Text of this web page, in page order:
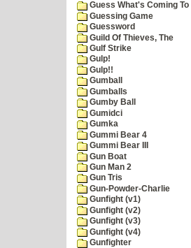
Guess What's Coming To
Guessing Game
Guessword
Guild Of Thieves, The
Gulf Strike
Gulp!
Gulp!!
Gumball
Gumballs
Gumby Ball
Gumidci
Gumka
Gummi Bear 4
Gummi Bear III
Gun Boat
Gun Man 2
Gun Tris
Gun-Powder-Charlie
Gunfight (v1)
Gunfight (v2)
Gunfight (v3)
Gunfight (v4)
Gunfighter